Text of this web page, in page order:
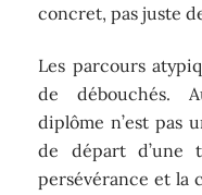
concret, pas juste
Les parcours
de débouchés.
diplôme n’est pas
de départ d’une
persévérance et la